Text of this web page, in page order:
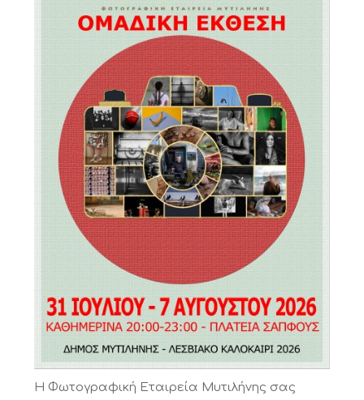
Η Φωτογραφική Εταιρεία Μυτιλήνης σας